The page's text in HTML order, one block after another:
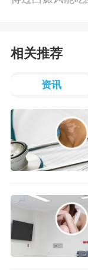
相关推荐
资讯